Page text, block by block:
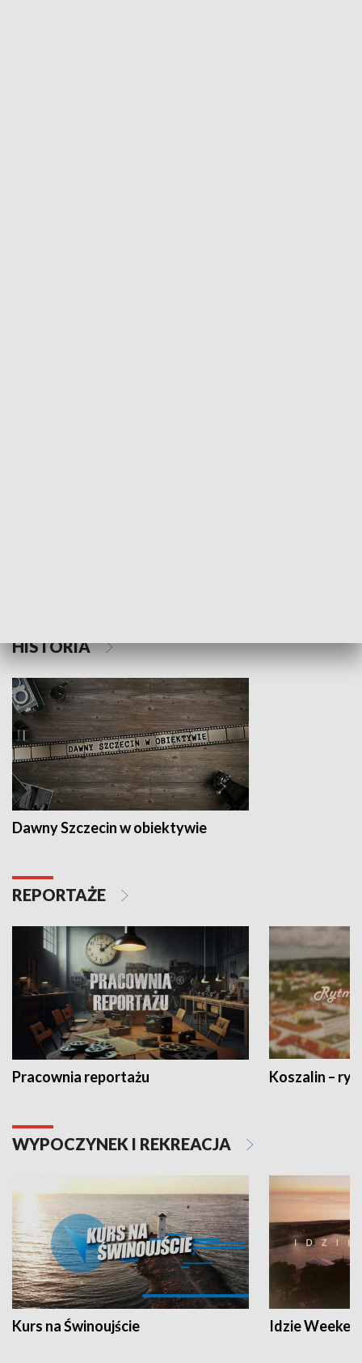
HISTORIA
Dawny Szczecin w obiektywie
REPORTAŻE
Pracownia reportażu Koszalin –
WYPOCZYNEK I REKREACJA
Kurs na Świnoujście Idzie